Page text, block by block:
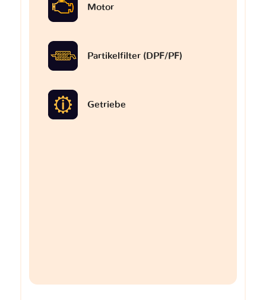
Motor
Partikelfilter (DPF/PF)
Getriebe